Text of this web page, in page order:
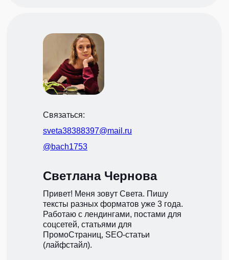
Светлана Чернова
Привет! Меня зовут Света. Пишу
тексты разных форматов уже 3 года.
Работаю с лендингами, постами для
соцсетей, статьями для
ПромоСтраниц, SEO-статьи
(лайфстайл).
Связаться:
@bach1753
sveta38388397@mail.ru